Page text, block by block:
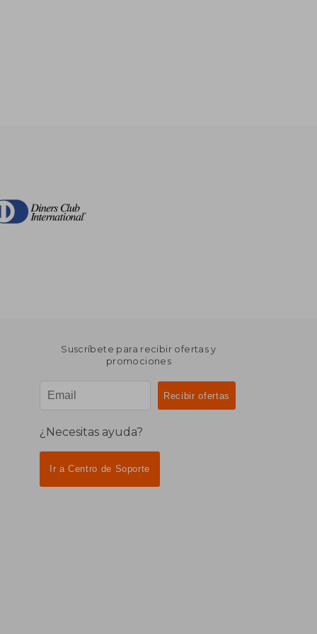
Suscríbete para recibir ofertas y
promociones
¿Necesitas ayuda?
Ir a Centro de Soporte